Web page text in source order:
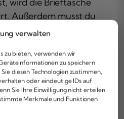
verwalten
zu bieten, verwenden wir
zu speichern
diesen Technologien zustimmen,
oder eindeutige IDs auf
Sie Ihre Einwilligung nicht erteilen
Merkmale und Funktionen
Außerdem musst du
Stundenneu
stellt sicher, dass
deiner Uhr bezahlen
sie kurz in die Hand